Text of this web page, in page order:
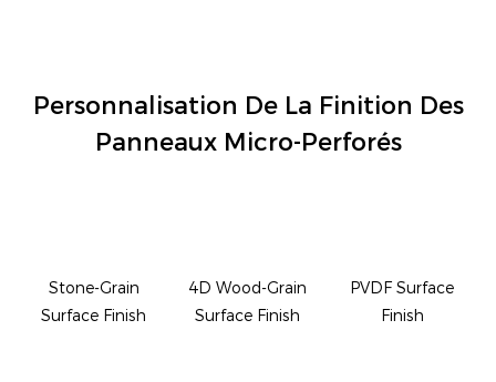
Personnalisation De La Finition Des
Panneaux Micro-Perforés
Stone-Grain
Surface Finish
4D Wood-Grain
Surface Finish
PVDF Surface
Finish